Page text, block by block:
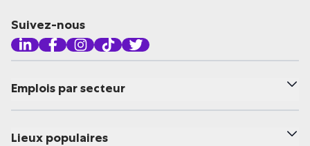
Suivez-nous
Emplois par secteur
Lieux populaires